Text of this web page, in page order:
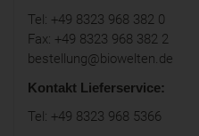
Tel: +49 8323 968 382 0
Fax: +49 8323 968 382 2
bestellung@biowelten.de
Kontakt Lieferservice:
Tel: +49 8323 968 5366